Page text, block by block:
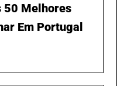
50 Melhores
Em Portugal